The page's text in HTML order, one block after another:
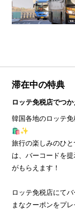
滞在中の特典
ロッテ免税店でつ
韓国各地のロッテ
🛍️✨
旅行の楽しみのひ
は、バーコードを
がもらえます！
ロッテ免税店にて
まなクーポンをプレ